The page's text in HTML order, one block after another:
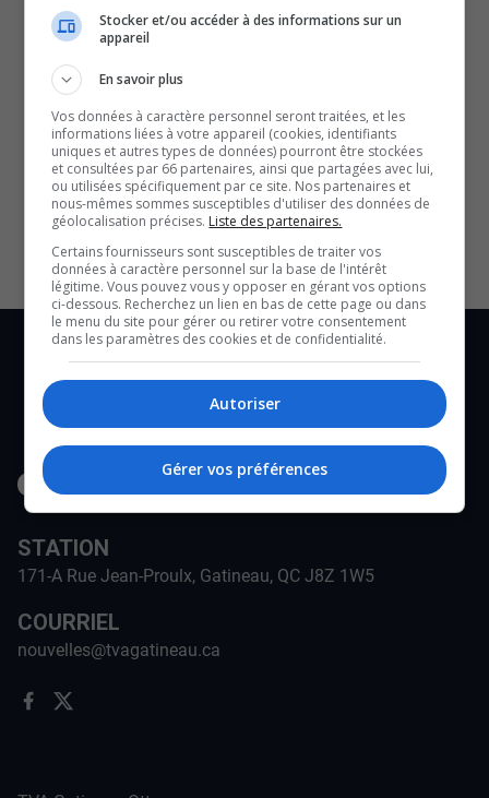
Un nouveau café adapté aux personnes vivant avec un
trouble du spectre de l’autisme voit le jour.
Le Festival Parasol confirme son retour cet été!
SOUTENIR NOS MÉDIAS, C’EST PROTÉGER NOTRE
CULTURE ET NOTRE ÉCONOMIE
STATION
171-A Rue Jean-Proulx, Gatineau, QC J8Z 1W5
COURRIEL
nouvelles@tvagatineau.ca
Stocker et/ou accéder à des informations sur un
appareil
En savoir plus
Vos données à caractère personnel seront traitées, et les
informations liées à votre appareil (cookies, identifiants
uniques et autres types de données) pourront être stockées
et consultées par 66 partenaires, ainsi que partagées avec lui,
ou utilisées spécifiquement par ce site. Nos partenaires et
nous-mêmes sommes susceptibles d'utiliser des données de
géolocalisation précises. Liste des partenaires.
Certains fournisseurs sont susceptibles de traiter vos
données à caractère personnel sur la base de l'intérêt
légitime. Vous pouvez vous y opposer en gérant vos options
ci-dessous. Recherchez un lien en bas de cette page ou dans
le menu du site pour gérer ou retirer votre consentement
dans les paramètres des cookies et de confidentialité.
Autoriser
Gérer vos préférences